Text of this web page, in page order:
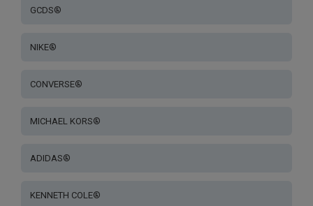
GCDS®
NIKE®
CONVERSE®
MICHAEL KORS®
ADIDAS®
KENNETH COLE®